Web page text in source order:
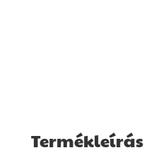
Termékleírás